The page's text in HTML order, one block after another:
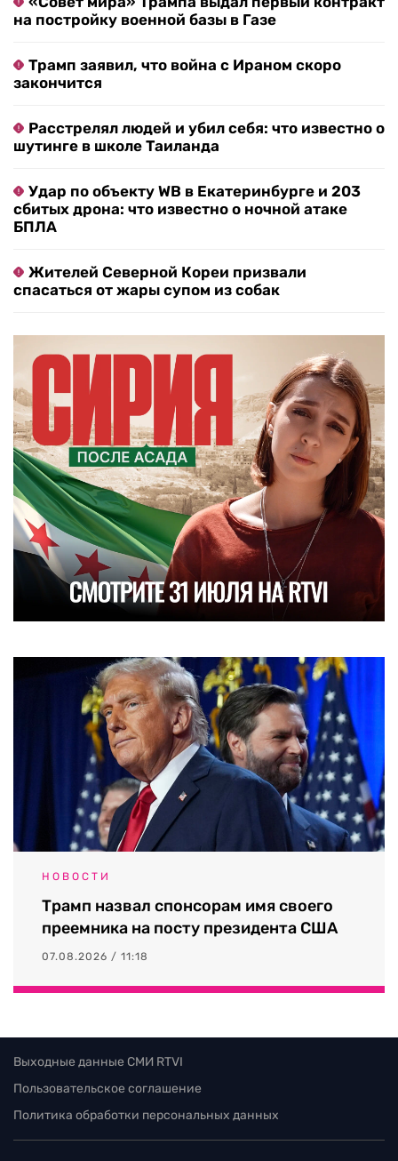
на постройку военной базы в Газе
Трамп заявил, что война с Ираном скоро
закончится
Расстрелял людей и убил себя: что известно о
шутинге в школе Таиланда
Удар по объекту WB в Екатеринбурге и 203
сбитых дрона: что известно о ночной атаке
БПЛА
Жителей Северной Кореи призвали
спасаться от жары супом из собак
НОВОСТИ
Трамп назвал спонсорам имя своего
преемника на посту президента США
07.08.2026 / 11:18
Выходные данные СМИ RTVI
Пользовательское соглашение
Политика обработки персональных данных